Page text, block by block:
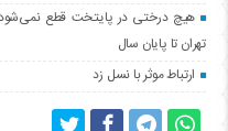
تهران تا پایان سال
ارتباط موثر با نسل زد